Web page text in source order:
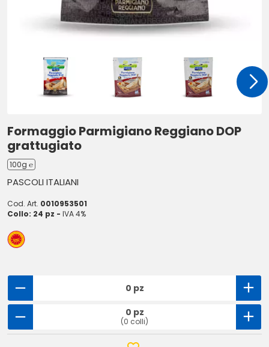
Formaggio Parmigiano Reggiano DOP
grattugiato
100g ℮
PASCOLI ITALIANI
Cod. Art. 0010953501
Collo: 24 pz - IVA 4%
0 pz
0 pz
(0 colli)